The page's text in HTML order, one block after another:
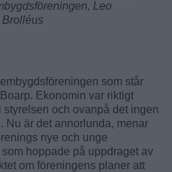
Leo
Brolléus
som står
Ekonomin var riktigt
och ovanpå det ingen
Nu är det annorlunda, menar
nye och unge
hoppade på uppdraget av
om föreningens planer att